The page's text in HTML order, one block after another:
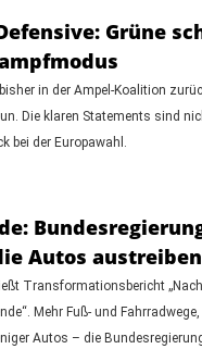
Grüne
in der Ampel-Koalition
Die klaren Statements sind
bei der Europawahl.
Autos austreiben
Transformationsbericht
Mehr Fuß- und
Autos – die